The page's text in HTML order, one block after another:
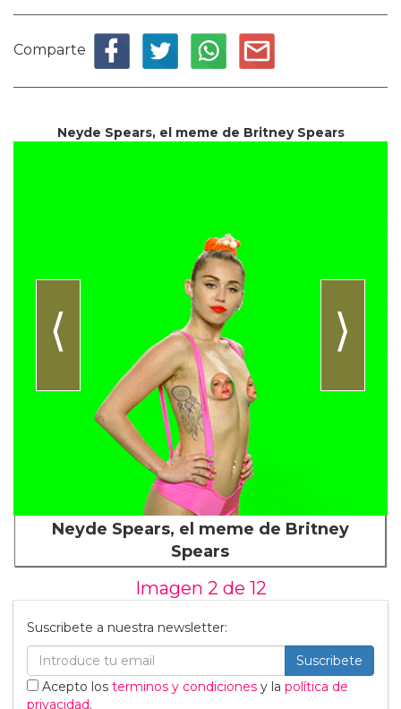
Comparte
Neyde Spears, el meme de Britney Spears
⟨ ⟩
Neyde Spears, el meme de Britney
Spears
Imagen 2 de 12
Suscribete a nuestra newsletter:
Suscribete
Acepto los terminos y condiciones y la política de
privacidad.